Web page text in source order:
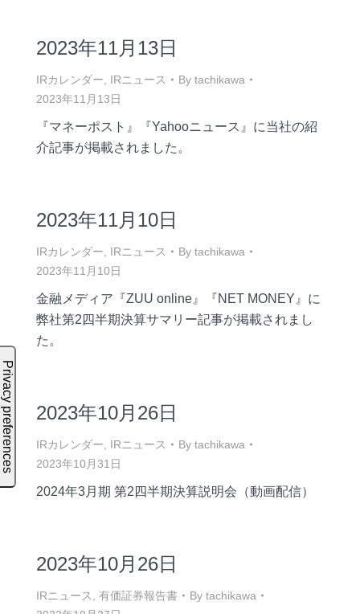
2023年11月13日
IRカレンダー IRニュース By tachikawa
2023年11月13日
『マネーポスト』『Yahooニュース』に当社の紹
介記事が掲載されました。
2023年11月10日
IRカレンダー IRニュース By tachikawa
2023年11月10日
金融メディア『ZUU online』『NET MONEY』に
弊社第2四半期決算サマリー記事が掲載されまし
た。
2023年10月26日
IRカレンダー IRニュース By tachikawa
2023年10月31日
2024年3月期 第2四半期決算説明会（動画配信）
2023年10月26日
IRニュース 有価証券報告書 By tachikawa